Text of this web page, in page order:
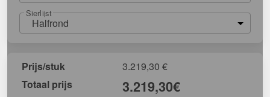
Sierlijst
Halfrond
Prijs/stuk 3.219,30 €
Totaal prijs
3.219,30€